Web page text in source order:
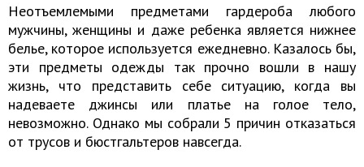
Неотъемлемыми предметами гардероба любого
мужчины, женщины и даже ребенка является нижнее
белье, которое используется ежедневно. Казалось бы,
эти предметы одежды так прочно вошли в нашу
жизнь, что представить себе ситуацию, когда вы
надеваете джинсы или платье на голое тело,
невозможно. Однако мы собрали 5 причин отказаться
от трусов и бюстгальтеров навсегда.